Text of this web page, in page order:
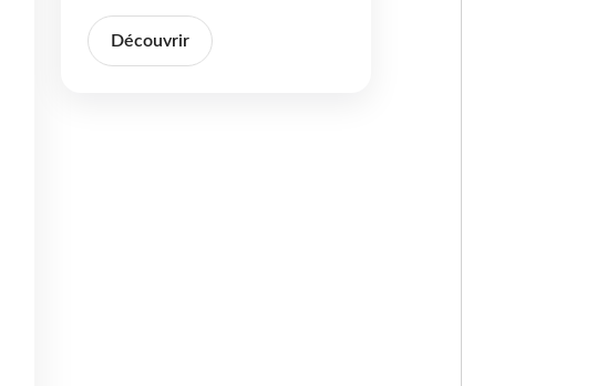
Découvrir